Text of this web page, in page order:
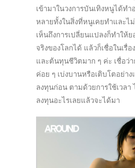
เข้ามาในวงการบันเทิงหนูได้ทำ
หลายทั้งในสิ่งที่หนูเคยทำและไ
เห็นถึงการเปลี่ยนแปลงก็ทำให้
จริงของโลกได้ แล้วก็เชื่อในเรื่
และต้นทุนชีวิตมาก ๆ ค่ะ เชื่อว่า
ค่อย ๆ เบ่งบานหรือเติบโตอย่าง
ลงทุนก่อน ตามด้วยการใช้เวลา
ลงทุนอะไรเลยแล้วจะได้มา